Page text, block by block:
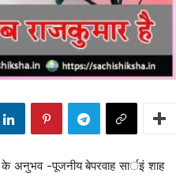
के अनुभव -पूजनीय बेपरवाह सार्इं शाह